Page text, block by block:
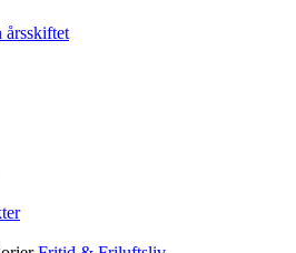
årsskiftet